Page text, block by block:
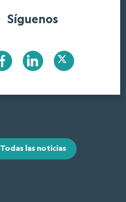
Síguenos
Todas las noticias